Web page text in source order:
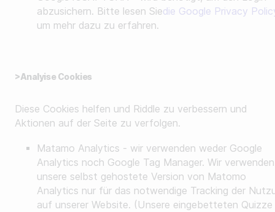
abzusichern. Bitte lesen Siedie Google Privacy
um mehr dazu zu erfahren.
>Analyise Cookies
Diese Cookies helfen und Riddle zu verbessern und
Aktionen auf der Seite zu verfolgen.
Matamo Analytics - wir verwenden weder Google
Analytics noch Google Tag Manager. Wir verwenden
unsere selbst gehostete Version von Matomo
Analytics nur für das notwendige Tracking der
auf unserer Website. (Unsere eingebetteten Quizze